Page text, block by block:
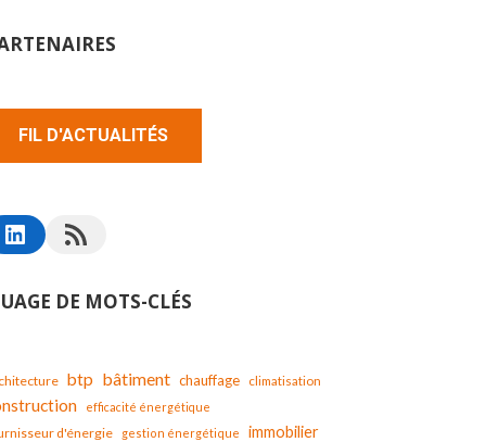
FIL D'ACTUALITÉS
DE MOTS-CLÉS
btp bâtiment chauffage climatisation
efficacité énergétique
d'énergie gestion énergétique immobilier